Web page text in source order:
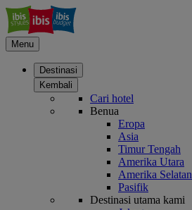
Menu
Destinasi
Kembali
Cari hotel
Benua
Eropa
Asia
Timur Tengah
Amerika Utara
Amerika Selatan
Pasifik
Destinasi utama kami